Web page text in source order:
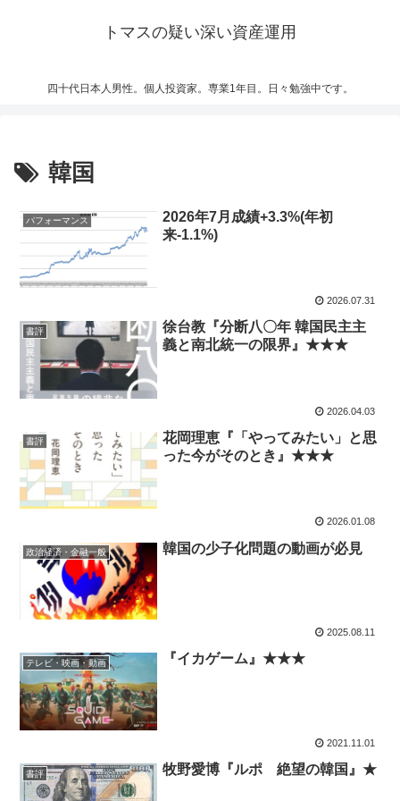
トマスの疑い深い資産運用
四十代日本人男性。個人投資家。専業1年目。日々勉強中です。
韓国
パフォーマンス
2026年7月成績+3.3%(年初
来-1.1%)
2026.07.31
書評
徐台教『分断八〇年 韓国民主主
義と南北統一の限界』★★★
2026.04.03
書評
花岡理恵『「やってみたい」と思
った今がそのとき』★★★
2026.01.08
政治経済・金融一般 韓国の少子化問題の動画が必見
2025.08.11
テレビ・映画・動画 『イカゲーム』★★★
2021.11.01
書評 牧野愛博『ルポ 絶望の韓国』★